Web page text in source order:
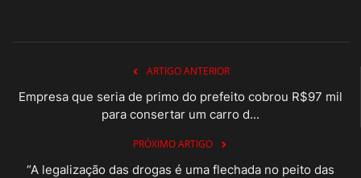
ARTIGO ANTERIOR
Empresa que seria de primo do prefeito cobrou R$97 mil
para consertar um carro d...
PRÓXIMO ARTIGO
“A legalização das drogas é uma flechada no peito das